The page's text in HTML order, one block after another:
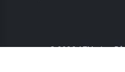
© 2026 AZMarine.